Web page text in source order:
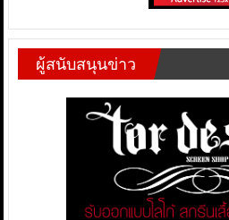
ผู้สนับสนุนข่าว